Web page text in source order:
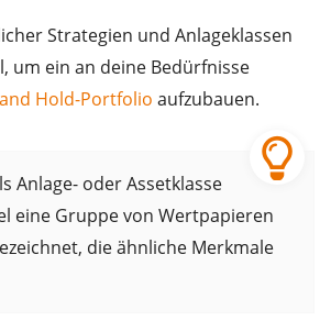
Strategien und Anlageklassen
um ein an deine Bedürfnisse
Hold-Portfolio aufzubauen.
Anlage- oder Assetklasse
eine Gruppe von Wertpapieren
die ähnliche Merkmale